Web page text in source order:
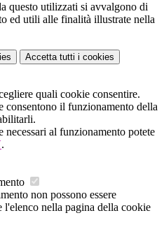
questo utilizzati si avvalgono di
ed utili alle finalità illustrate nella
Accetta tutti i cookies
quali cookie consentire.
consentono il funzionamento della
al funzionamento potete
.
non possono essere
nella pagina della cookie